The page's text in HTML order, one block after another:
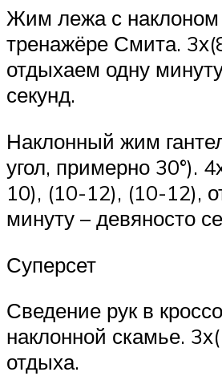
Жим лежа с наклоном
тренажёре Смита.
отдыхаем одну
секунд.
Наклонный жим
угол, примерно 30°).
10), (10-12), (10-12),
минуту – девяносто
Суперсет
Сведение рук в
наклонной скамье.
отдыха.